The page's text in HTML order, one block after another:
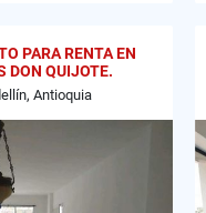
PARA RENTA EN
DON QUIJOTE.
Antioquia